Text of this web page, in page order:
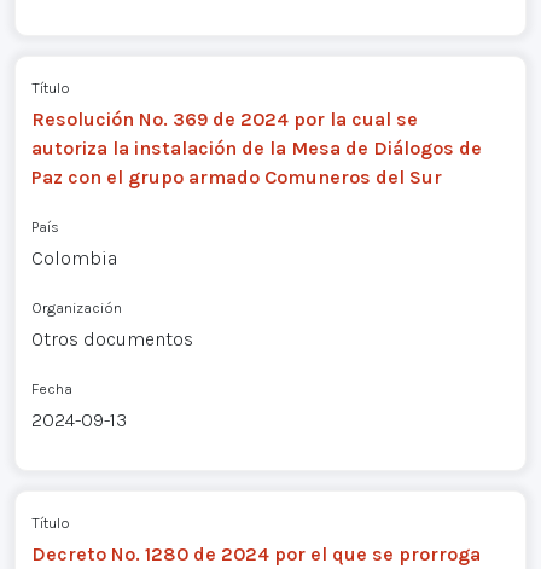
Título
Resolución No. 369 de 2024 por la cual se
autoriza la instalación de la Mesa de Diálogos de
Paz con el grupo armado Comuneros del Sur
País
Colombia
Organización
Otros documentos
Fecha
2024-09-13
Título
Decreto No. 1280 de 2024 por el que se prorroga